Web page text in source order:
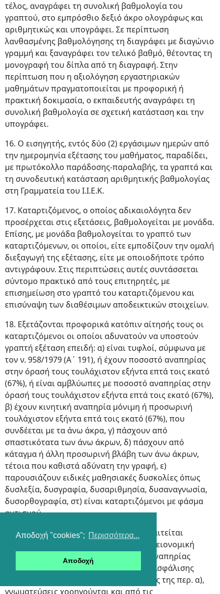
Αποδοχή "cookies"; Περισσότερα...
Αποδοχή
τέλος, αναγράφει τη συνολική βαθμολογία του
γραπτού, στο εμπρόσθιο δεξιό άκρο ολογράφως και
αριθμητικώς και υπογράφει. Σε περίπτωση
λανθασμένης βαθμολόγησης τη διαγράφει με διαγώνιο
γραμμή και ξαναγράφει τον τελικό βαθμό, θέτοντας τη
μονογραφή του δίπλα από τη διαγραφή. Στην
περίπτωση που η αξιολόγηση εργαστηριακών
μαθημάτων πραγματοποιείται με προφορική ή
πρακτική δοκιμασία, ο εκπαιδευτής αναγράφει τη
συνολική βαθμολογία σε σχετική κατάσταση και την
υπογράφει.
16. Ο εισηγητής, εντός δύο (2) εργάσιμων ημερών από
την ημερομηνία εξέτασης του μαθήματος, παραδίδει,
με πρωτόκολλο παράδοσης-παραλαβής, τα γραπτά και
τη συνοδευτική κατάσταση αριθμητικής βαθμολογίας
στη Γραμματεία του Ι.Ι.Ε.Κ.
17. Καταρτιζόμενος, ο οποίος αδικαιολόγητα δεν
προσέρχεται στις εξετάσεις, βαθμολογείται με μονάδα.
Επίσης, με μονάδα βαθμολογείται το γραπτό των
καταρτιζόμενων, οι οποίοι, είτε εμποδίζουν την ομαλή
διεξαγωγή της εξέτασης, είτε με οποιοδήποτε τρόπο
αντιγράφουν. Στις περιπτώσεις αυτές συντάσσεται
σύντομο πρακτικό από τους επιτηρητές, με
επισημείωση στο γραπτό του καταρτιζόμενου και
επισύναψη των διαθέσιμων αποδεικτικών στοιχείων.
18. Εξετάζονται προφορικά κατόπιν αίτησής τους οι
καταρτιζόμενοι οι οποίοι αδυνατούν να υποστούν
γραπτή εξέταση επειδή: α) είναι τυφλοί, σύμφωνα με
τον ν. 958/1979 (Α΄ 191), ή έχουν ποσοστό αναπηρίας
στην όρασή τους τουλάχιστον εξήντα επτά τοις εκατό
(67%), ή είναι αμβλύωπες με ποσοστό αναπηρίας στην
όρασή τους τουλάχιστον εξήντα επτά τοις εκατό (67%),
β) έχουν κινητική αναπηρία μόνιμη ή προσωρινή
τουλάχιστον εξήντα επτά τοις εκατό (67%), που
συνδέεται με τα άνω άκρα, γ) πάσχουν από
σπαστικότατα των άνω άκρων, δ) πάσχουν από
κάταγμα ή άλλη προσωρινή βλάβη των άνω άκρων,
τέτοια που καθιστά αδύνατη την γραφή, ε)
παρουσιάζουν ειδικές μαθησιακές δυσκολίες όπως
δυσλεξία, δυσγραφία, δυσαριθμησία, δυσαναγνωσία,
δυσορθογραφία, στ) είναι καταρτιζόμενοι με φάσμα
αυτισμού.
19. Για τις περ. α) έως γ) της παρ. 18, απαιτείται
γνωμάτευση που χορηγείται από την υγειονομική
επιτροπή του Κέντρου Πιστοποίησης Αναπηρίας
(ΚΕΠΑ) του Ενιαίου Φορέα Κοινωνικής Ασφάλισης
(ΕΦΚΑ). Ειδικά για τους καταρτιζόμενους της περ. α),
γνωματεύσεις χορηγούνται και από τις